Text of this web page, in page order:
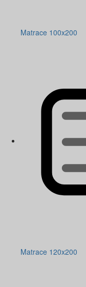
Matrace 100x200
Matrace 120x200